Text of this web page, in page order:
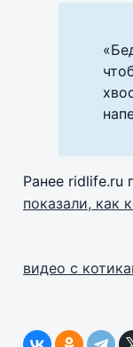
Ранее ridlife.ru
показали, как
видео с